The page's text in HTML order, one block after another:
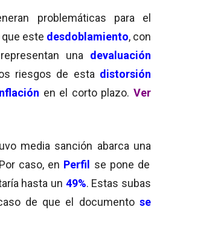
problemáticas para el
este desdoblamiento, con
representan una devaluación
riesgos de esta distorsión
en el corto plazo. Ver
media sanción abarca una
caso, en Perfil se pone de
hasta un 49%. Estas subas
de que el documentose